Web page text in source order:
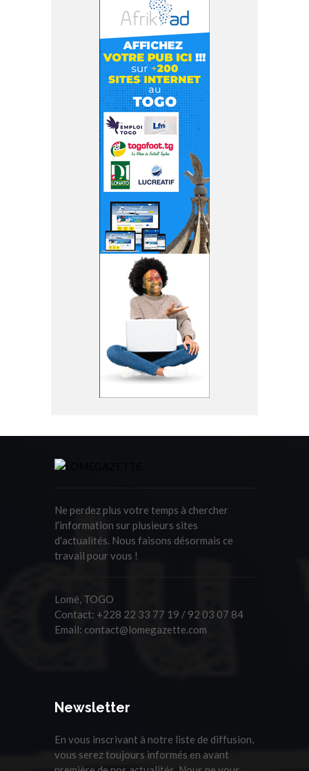
Ne perdez plus votre temps à chercher
l'information sur plusieurs sites
d'actualités. Nous faisons désormais ce
travail pour vous !
Lomé, TOGO
Contact: +228 22 33 77 19 / 92 03 07 84
Email: contact@lomegazette.com
Newsletter
En vous inscrivant à notre liste de diffusion,
vous serez toujours informés en avant